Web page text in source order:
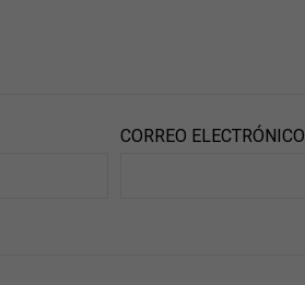
CORREO ELECTRÓNICO